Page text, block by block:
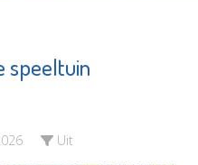
speeltuin
Uit